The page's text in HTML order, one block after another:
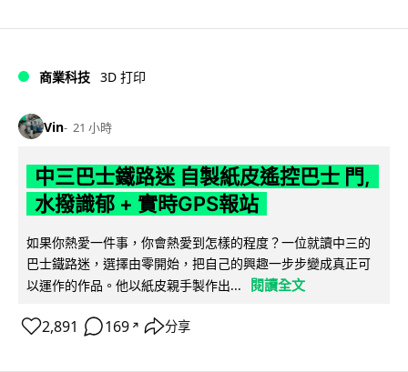
商業科技 3D 打印
Vin 21 小時
中三巴士鐵路迷 自製紙皮遙控巴士 門,
水撥識郁 + 實時GPS報站
如果你熱愛一件事，你會熱愛到怎樣的程度？一位就讀中三的
巴士鐵路迷，選擇由零開始，把自己的興趣一步步變成真正可
以運作的作品。他以紙皮親手製作出...
閱讀全文
2,891 169 ↗ 分享